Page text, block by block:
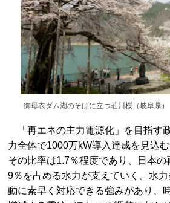
御母衣ダム湖のそばに立つ荘川桜（岐阜県）
「再エネの主力電源化」を目指す
力全体で1000万kW導入達成を見込
その比率は1.7％程度であり、日本の
9％を占める水力が支えていく。水
動に素早く対応できる強みがあり、